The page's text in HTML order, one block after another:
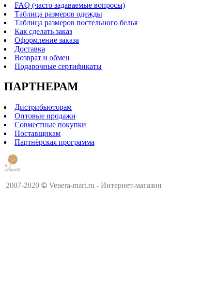
FAQ (часто задаваемые вопросы)
Таблица размеров одежды
Таблица размеров постельного белья
Как сделать заказ
Оформление заказа
Доставка
Возврат и обмен
Подарочные сертификаты
ПАРТНЕРАМ
Дистрибьюторам
Оптовые продажи
Совместные покупки
Поставщикам
Партнёрская программа
2007-2020 © Venera-mart.ru - Интернет-магазин